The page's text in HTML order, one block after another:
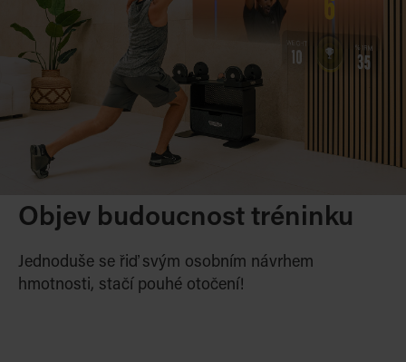
Objev budoucnost tréninku
Jednoduše se řiď svým osobním návrhem
hmotnosti, stačí pouhé otočení!